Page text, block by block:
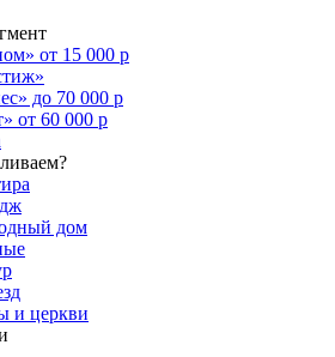
от 15 000 р
до 70 000 р
от 60 000 р
дом
и церкви